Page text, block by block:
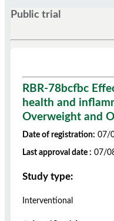
Public trial
RBR-78bcfbc
health and
Overweight and
Date of registration: 07/
Last approval date : 07/
Study type:
Interventional